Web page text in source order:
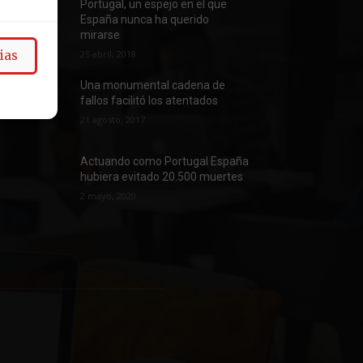
Portugal, un espejo en el que
España nunca ha querido
mirarse
25 abril, 2018
Una monumental cadena de
fallos facilitó los atentados
21 agosto, 2017
Actuando como Portugal España
hubiera evitado 20.500 muertes
2 mayo, 2020